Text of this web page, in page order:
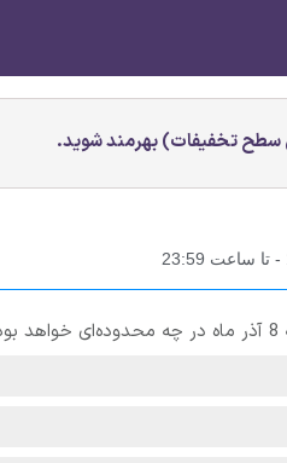
سطح تخفیفات) بهرمند شوید.